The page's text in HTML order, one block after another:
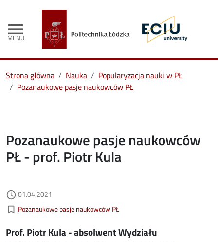
menu
MENU
Strona główna Nauka
Popularyzacja nauki w PŁ
Pozanaukowe pasje naukowców PŁ
Pozanaukowe pasje naukowców
PŁ - prof. Piotr Kula
access_time Data dodania
01.04.2021
bookmark_border Kategorie aktualności
Pozanaukowe pasje naukowców PŁ
Prof. Piotr Kula - absolwent Wydziału